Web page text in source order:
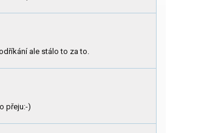
ale stálo to za to.
přeju:-)